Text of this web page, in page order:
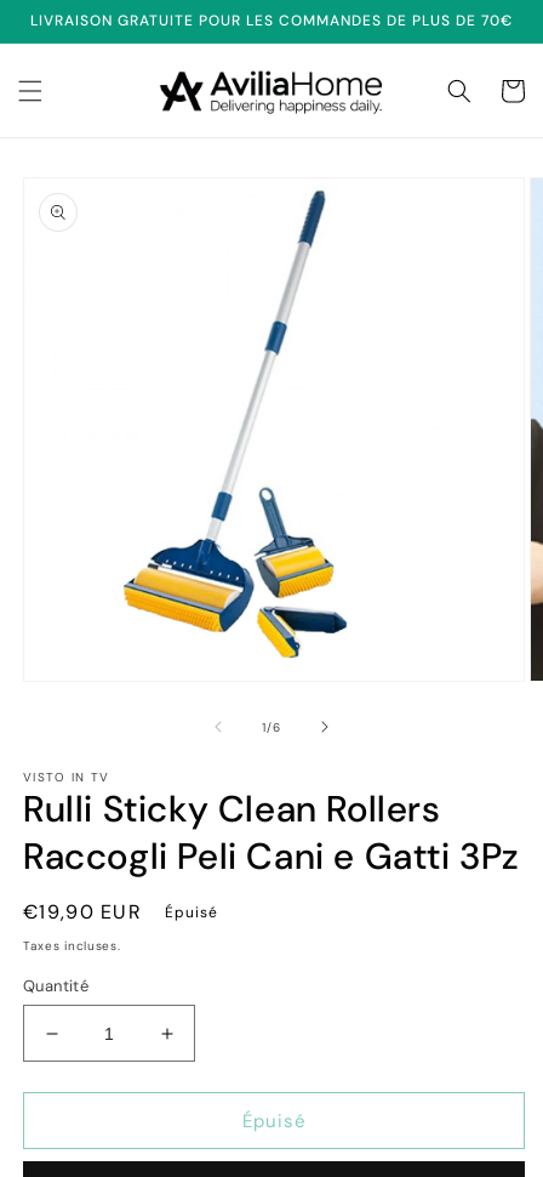
passer
au
LIVRAISON GRATUITE POUR LES COMMANDES DE PLUS DE 70€
Panier
informations
produits
une
fenêtre
modale
1/de
6
VISTO IN TV
Rulli Sticky Clean Rollers
Raccogli Peli Cani e Gatti 3Pz
Prix
habituel
€19,90 EUR Épuisé
Taxes incluses.
Quantité
Réduire
la
quantité
Rulli
Augmenter
la
quantité
Rulli
Épuisé